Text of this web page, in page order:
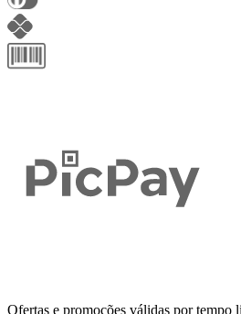
Ofertas e promoções válidas por tempo